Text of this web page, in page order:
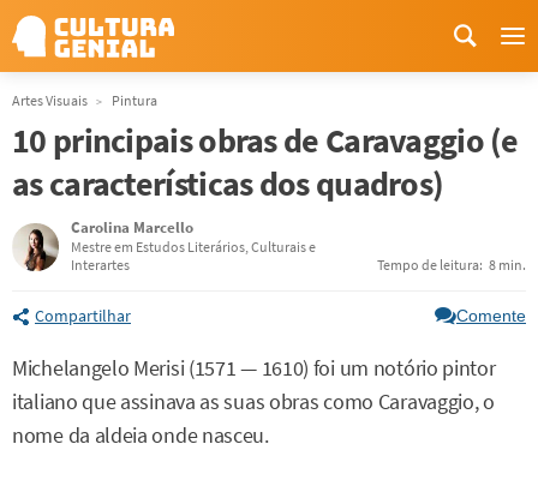
Artes Visuais Pintura
10 principais obras de Caravaggio (e
as características dos quadros)
Carolina Marcello
Mestre em Estudos Literários, Culturais e
Interartes
Tempo de leitura: 8 min.
Compartilhar Comente
Michelangelo Merisi (1571 — 1610) foi um notório pintor
italiano que assinava as suas obras como Caravaggio, o
nome da aldeia onde nasceu.